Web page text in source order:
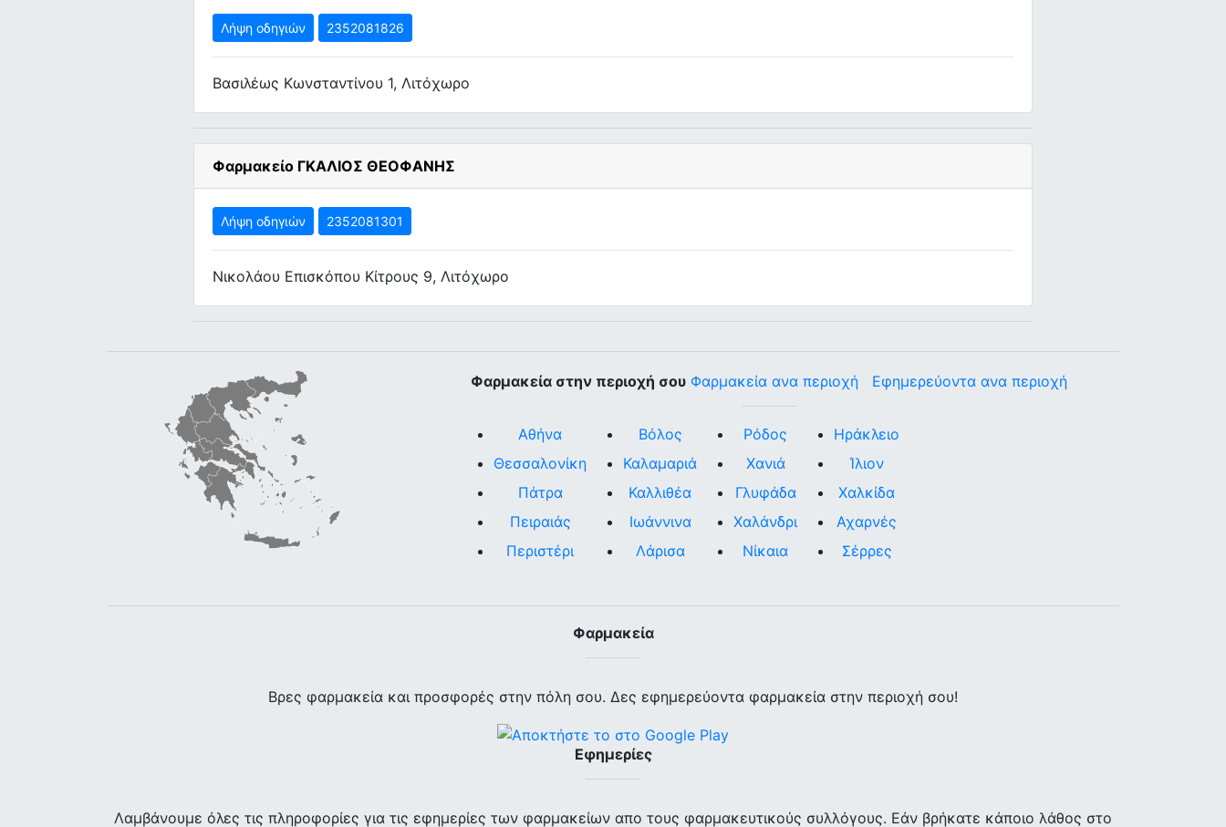
Λήψη οδηγιών 2352081826
Βασιλέως Κωνσταντίνου 1, Λιτόχωρο
Φαρμακείο ΓΚΑΛΙΟΣ ΘΕΟΦΑΝΗΣ
Λήψη οδηγιών 2352081301
Νικολάου Επισκόπου Κίτρους 9, Λιτόχωρο
Φαρμακεία στην περιοχή σου Φαρμακεία ανα περιοχή Εφημερεύοντα ανα περιοχή
Αθήνα
Θεσσαλονίκη
Πάτρα
Πειραιάς
Περιστέρι
Βόλος
Καλαμαριά
Καλλιθέα
Ιωάννινα
Λάρισα
Ρόδος
Χανιά
Γλυφάδα
Χαλάνδρι
Νίκαια
Ηράκλειο
Ίλιον
Χαλκίδα
Αχαρνές
Σέρρες
Φαρμακεία
Βρες φαρμακεία και προσφορές στην πόλη σου. Δες εφημερεύοντα φαρμακεία στην περιοχή σου!
Εφημερίες
Λαμβάνουμε όλες τις πληροφορίες για τις εφημερίες των φαρμακείων απο τους φαρμακευτικούς συλλόγους. Εάν βρήκατε κάποιο λάθος στο